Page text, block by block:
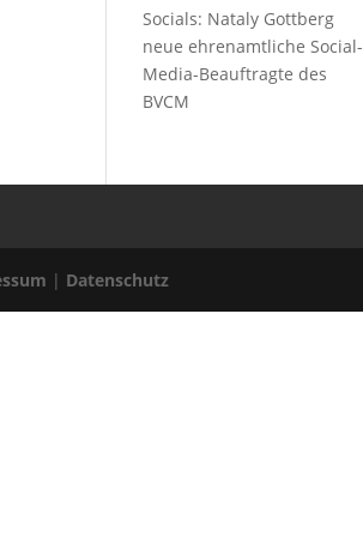
Socials: Nataly Gottberg
neue ehrenamtliche Social-
Media-Beauftragte des
BVCM
| Datenschutz